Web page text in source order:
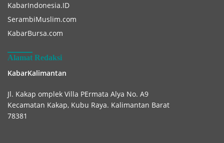
KabarIndonesia.ID
SerambiMuslim.com
KabarBursa.com
Alamat Redaksi
KabarKalimantan
Jl. Kakap omplek Villa PErmata Alya No. A9
Kecamatan Kakap, Kubu Raya. Kalimantan Barat
78381